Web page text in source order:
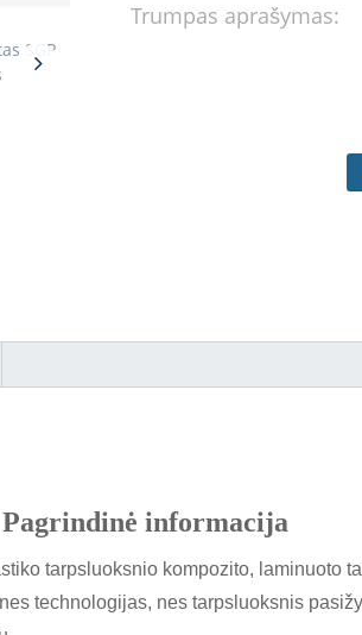
Trumpas aprašymas:
Pagrindinė informacija
tarpsluoksnio kompozito, laminuoto
technologijas, nes tarpsluoksnis